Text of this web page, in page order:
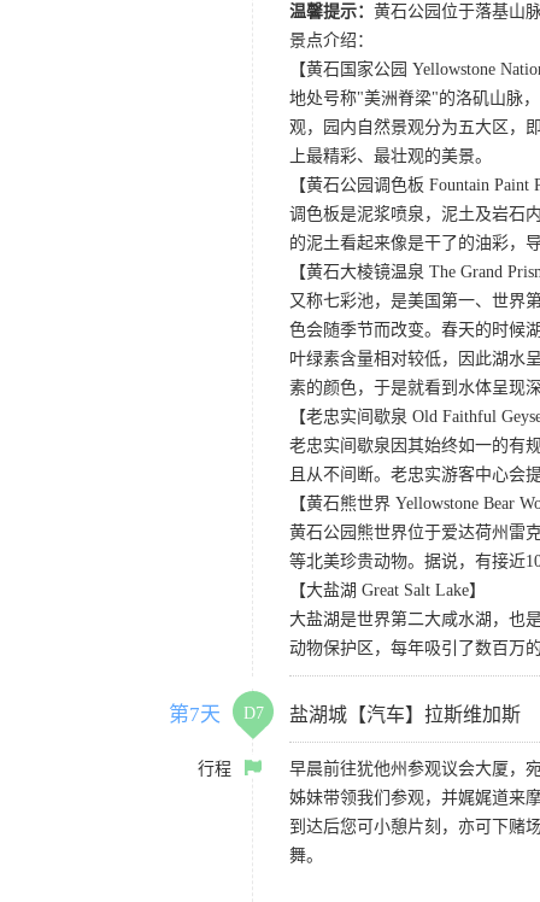
温馨提示： 黄石公园位于落基山
景点介绍：
【黄石国家公园 Yellowstone
地处号称"美洲脊梁"的洛矶山脉
观，园内自然景观分为五大区，
上最精彩、最壮观的美景。
【黄石公园调色板 Fountain Paint
调色板是泥浆喷泉，泥土及岩石
的泥土看起来像是干了的油彩，
【黄石大棱镜温泉 The Grand
又称七彩池，是美国第一、世界
色会随季节而改变。春天的时候
叶绿素含量相对较低，因此湖水
素的颜色，于是就看到水体呈现
【老忠实间歇泉 Old Faithful
老忠实间歇泉因其始终如一的有
且从不间断。老忠实游客中心会
【黄石熊世界 Yellowstone Bear
黄石公园熊世界位于爱达荷州雷
等北美珍贵动物。据说，有接近
【大盐湖 Great Salt Lake】
大盐湖是世界第二大咸水湖，也
动物保护区，每年吸引了数百万
第7天 D7 盐湖城【汽车】拉斯维加斯
行程
早晨前往犹他州参观议会大厦，
姊妹带领我们参观，并娓娓道来
到达后您可小憩片刻，亦可下赌
舞。